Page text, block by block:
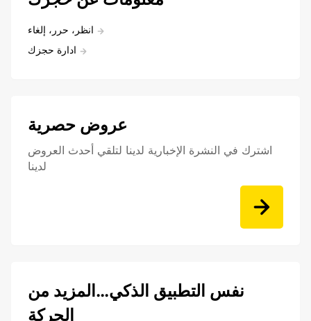
انظر، حرر، إلغاء
ادارة حجزك
عروض حصرية
اشترك في النشرة الإخبارية لدينا لتلقي أحدث العروض
لدينا
نفس التطبيق الذكي…المزيد من
الحركة